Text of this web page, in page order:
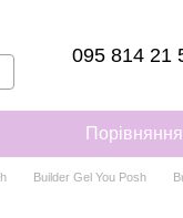
095 814 21
Порівняння
Builder Gel You Posh